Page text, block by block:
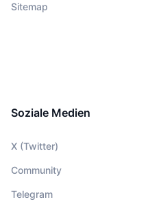
Sitemap
Soziale Medien
X (Twitter)
Community
Telegram